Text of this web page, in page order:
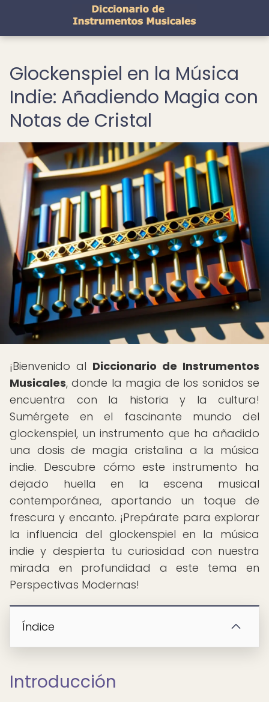
Glockenspiel en la Música
Indie: Añadiendo Magia con
Notas de Cristal
¡Bienvenido al Diccionario de Instrumentos
Musicales, donde la magia de los sonidos se
encuentra con la historia y la cultura!
Sumérgete en el fascinante mundo del
glockenspiel, un instrumento que ha añadido
una dosis de magia cristalina a la música
indie. Descubre cómo este instrumento ha
dejado huella en la escena musical
contemporánea, aportando un toque de
frescura y encanto. ¡Prepárate para explorar
la influencia del glockenspiel en la música
indie y despierta tu curiosidad con nuestra
mirada en profundidad a este tema en
Perspectivas Modernas!
Índice
Introducción